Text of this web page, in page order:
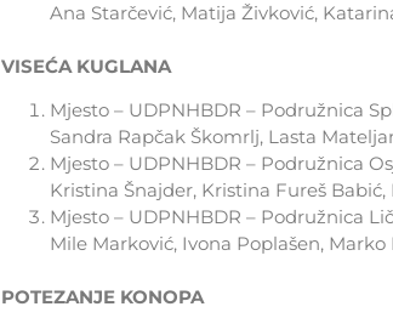
Ana Starčević, Matija Živković,
VISEĆA KUGLANA
Mjesto – UDPNHBDR – Podružnica
Sandra Rapčak Škomrlj, Lasta
Mjesto – UDPNHBDR – Podružnica
Kristina Šnajder, Kristina Fureš Babić,
Mjesto – UDPNHBDR – Podružnica
Mile Marković, Ivona Poplašen, Marko
POTEZANJE KONOPA